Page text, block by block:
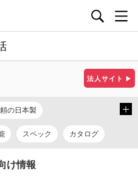
法人サイト ▶
の日本製
スペック カタログ
け情報